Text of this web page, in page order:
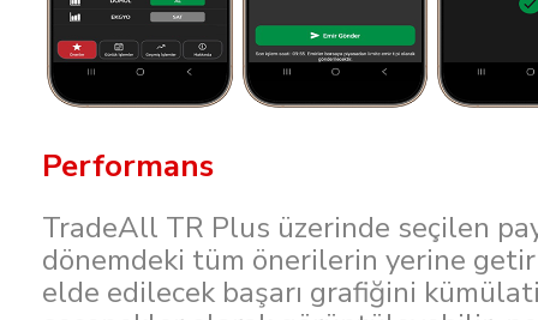
Performans
TradeAll TR Plus üzerinde seçilen
dönemdeki tüm önerilerin yerine
elde edilecek başarı grafiğini